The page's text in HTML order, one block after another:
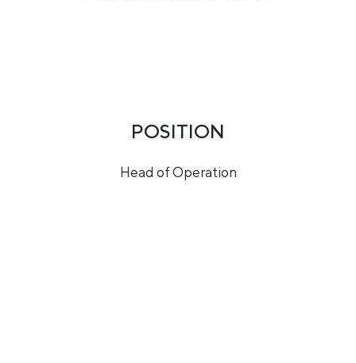
POSITION
Head of Operation